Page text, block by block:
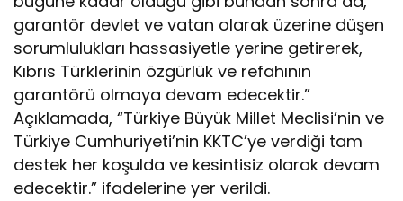
garantör devlet ve vatan olarak üzerine düşen
sorumlulukları hassasiyetle yerine getirerek,
Kıbrıs Türklerinin özgürlük ve refahının
garantörü olmaya devam edecektir.”
Açıklamada, “Türkiye Büyük Millet Meclisi’nin ve
Türkiye Cumhuriyeti’nin KKTC’ye verdiği tam
destek her koşulda ve kesintisiz olarak devam
edecektir.” ifadelerine yer verildi.